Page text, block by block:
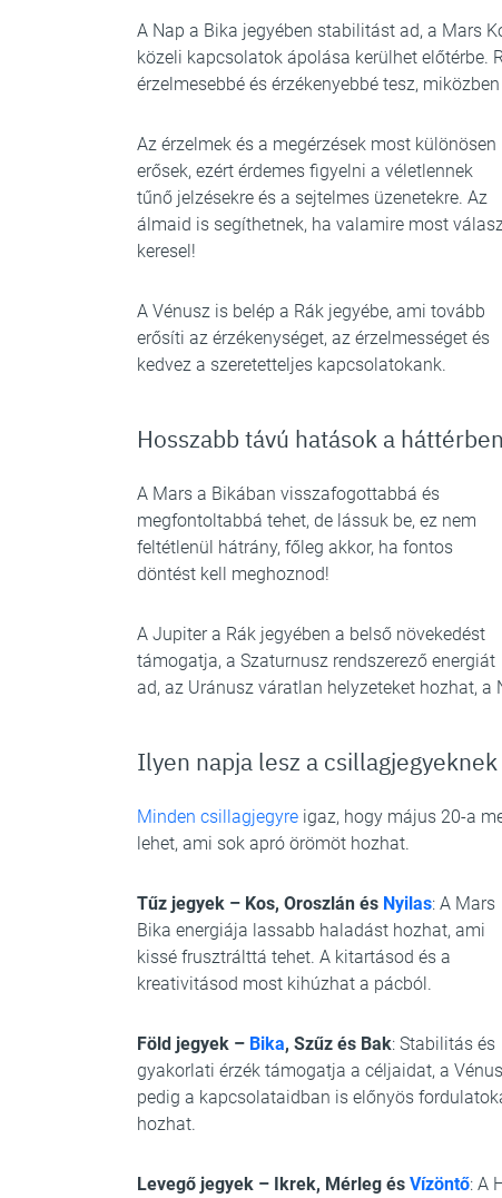
A Nap a Bika jegyében stabilitást ad, a Mars
közeli kapcsolatok ápolása kerülhet előtérbe.
érzelmesebbé és érzékenyebbé tesz,
Az érzelmek és a megérzések most különösen
erősek, ezért érdemes figyelni a véletlennek
tűnő jelzésekre és a sejtelmes üzenetekre. Az
álmaid is segíthetnek, ha valamire most
keresel!
A Vénusz is belép a Rák jegyébe, ami tovább
erősíti az érzékenységet, az érzelmességet és
kedvez a szeretetteljes kapcsolatokank.
Hosszabb távú hatások a háttérben
A Mars a Bikában visszafogottabbá és
megfontoltabbá tehet, de lássuk be, ez nem
feltétlenül hátrány, főleg akkor, ha fontos
döntést kell meghoznod!
A Jupiter a Rák jegyében a belső növekedést
támogatja, a Szaturnusz rendszerező energiát
ad, az Uránusz váratlan helyzeteket hozhat,
Ilyen napja lesz a csillagjegyeknek
Minden csillagjegyre igaz, hogy május 20-a
lehet, ami sok apró örömöt hozhat.
Tűz jegyek – Kos, Oroszlán és Nyilas: A Mars
Bika energiája lassabb haladást hozhat, ami
kissé frusztrálttá tehet. A kitartásod és a
kreativitásod most kihúzhat a pácból.
Föld jegyek – Bika, Szűz és Bak: Stabilitás és
gyakorlati érzék támogatja a céljaidat, a
pedig a kapcsolataidban is előnyös
hozhat.
Levegő jegyek – Ikrek, Mérleg és Vízöntő: A